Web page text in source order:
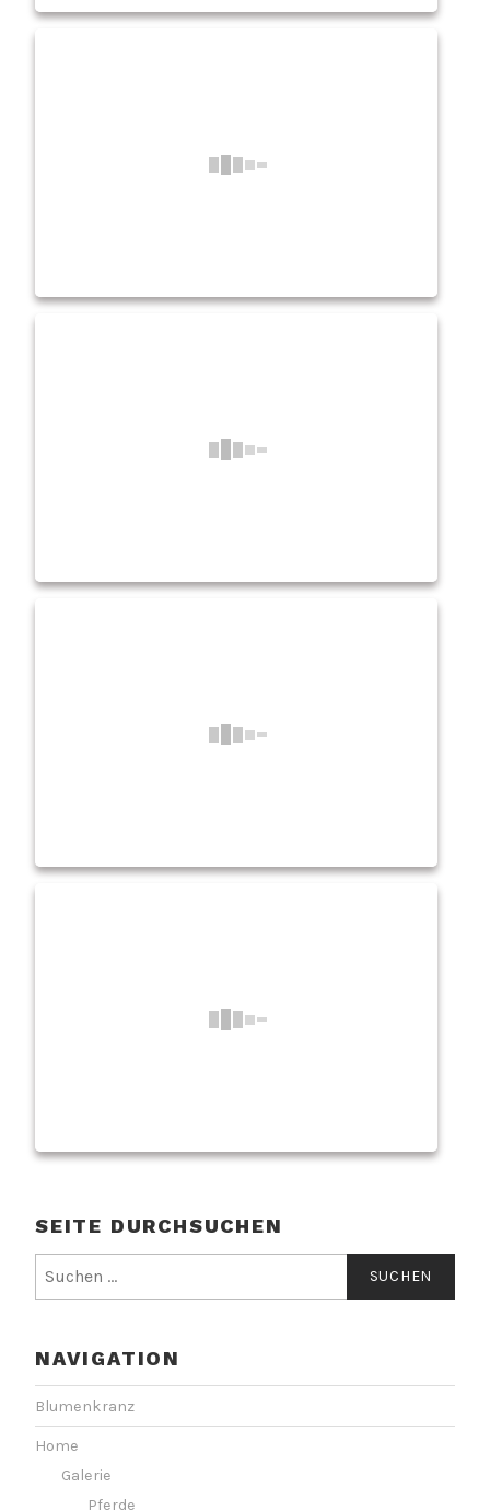
SEITE DURCHSUCHEN
nach:
NAVIGATION
Blumenkranz
Home
Galerie
Pferde